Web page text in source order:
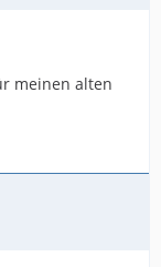
meinen alten